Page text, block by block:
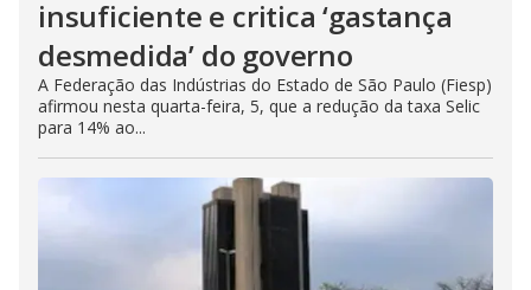
insuficiente e critica ‘gastança
desmedida’ do governo
A Federação das Indústrias do Estado de São Paulo (Fiesp)
afirmou nesta quarta-feira, 5, que a redução da taxa Selic
para 14% ao...